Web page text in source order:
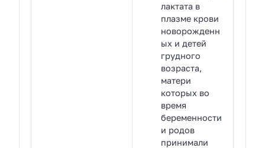
лактата в
плазме крови
новорожденн
ых и детей
грудного
возраста,
матери
которых во
время
беременности
и родов
принимали